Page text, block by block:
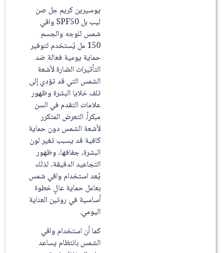
يوسيرين كريم جل صن
ليب بل SPF50 واقي
شمس للوجه والجسم
150 مل يُستخدم لتوفير
حماية يومية فعالة ضد
التأثيرات الضارة لأشعة
الشمس التي قد تؤدي إلى
تلف خلايا البشرة وظهور
علامات التقدم في السن
مبكراً. التعرض المتكرر
لأشعة الشمس دون حماية
كافية قد يسبب تغير لون
البشرة، جفافها، وظهور
التجاعيد الدقيقة، لذلك
يُعد استخدام واقي شمس
بعامل حماية عالٍ خطوة
أساسية في روتين العناية
اليومي.
كما أن استخدام واقي
الشمس بانتظام يساعد